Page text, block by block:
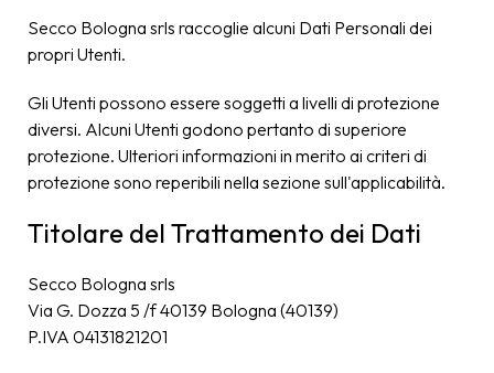
Secco Bologna srls raccoglie alcuni Dati Personali dei
propri Utenti.
Gli Utenti possono essere soggetti a livelli di protezione
diversi. Alcuni Utenti godono pertanto di superiore
protezione. Ulteriori informazioni in merito ai criteri di
protezione sono reperibili nella sezione sull'applicabilità.
Titolare del Trattamento dei Dati
Secco Bologna srls
Via G. Dozza 5 /f 40139 Bologna (40139)
P.IVA 04131821201